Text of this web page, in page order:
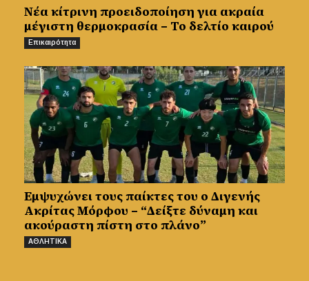
Νέα κίτρινη προειδοποίηση για ακραία
μέγιστη θερμοκρασία – Το δελτίο καιρού
Επικαιρότητα
Εμψυχώνει τους παίκτες του ο Διγενής
Ακρίτας Μόρφου – “Δείξτε δύναμη και
ακούραστη πίστη στο πλάνο”
ΑΘΛΗΤΙΚΑ